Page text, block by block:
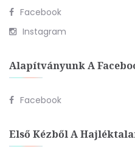
Facebook
Instagram
Alapítványunk A
Facebook
Első Kézből A